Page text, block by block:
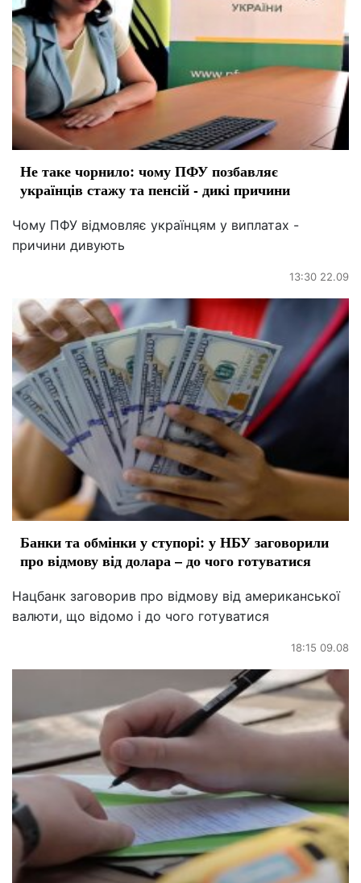
Не таке чорнило: чому ПФУ позбавляє
українців стажу та пенсій - дикі причини
Чому ПФУ відмовляє українцям у виплатах -
причини дивують
13:30 22.09
Банки та обмінки у ступорі: у НБУ заговорили
про відмову від долара – до чого готуватися
Нацбанк заговорив про відмову від американської
валюти, що відомо і до чого готуватися
18:15 09.08